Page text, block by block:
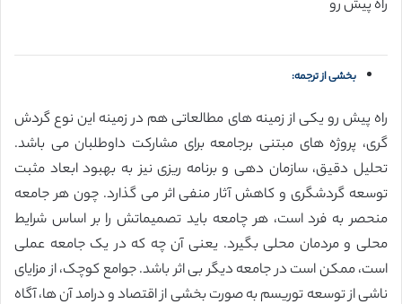
راه پیش رو
بخشی از ترجمه:
راه پیش رو یکی از زمینه های مطالعاتی هم در زمینه این نوع گردش
گری، پروژه های مبتنی برجامعه برای مشارکت داوطلبان می باشد.
تحلیل دقیق، سازمان دهی و برنامه ریزی نیز به بهبود ابعاد مثبت
توسعه گردشگری و کاهش آثار منفی اثر می گذارد. چون هر جامعه
منحصر به فرد است، هر چامعه باید تصمیماتش را بر اساس شرایط
محلی و مردمان محلی بگیرد. یعنی آن چه که در یک جامعه عملی
است، ممکن است در جامعه دیگر بی اثر باشد. جوامع کوچک، از مزایای
ناشی از توسعه توریسم به صورت بخشی از اقتصاد و درامد آن ها، آگاه